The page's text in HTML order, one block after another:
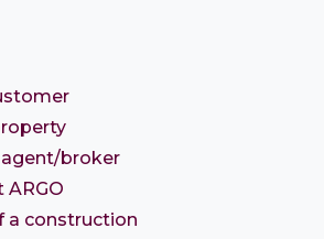
agent/broker
ARGO
a construction